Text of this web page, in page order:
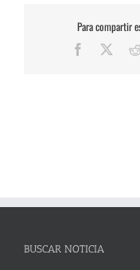
Para compartir
Facebook
BUSCAR NOTICIA